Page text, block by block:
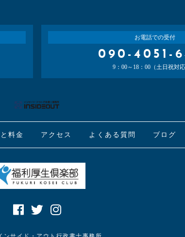
お電話での受付
090-4051-
9：00～18：00（土日祝対応
料金 アクセス よくある質問 ブログ